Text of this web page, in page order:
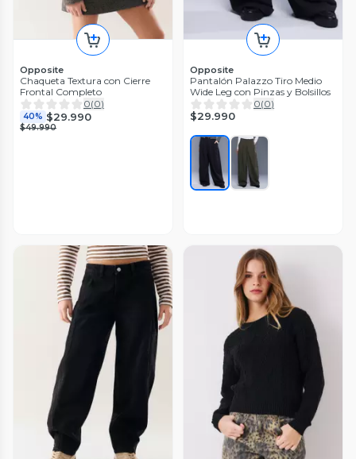
Opposite
Chaqueta Textura con Cierre
Frontal Completo
0(0)
40% $29.990
$49.990
Opposite
Pantalón Palazzo Tiro Medio
Wide Leg con Pinzas y Bolsillos
0(0)
$29.990